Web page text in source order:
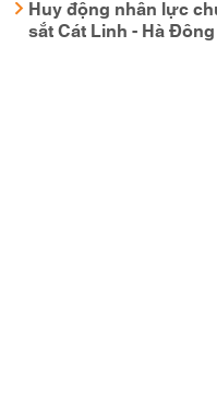
Huy động nhân lực
sắt Cát Linh - Hà Đông